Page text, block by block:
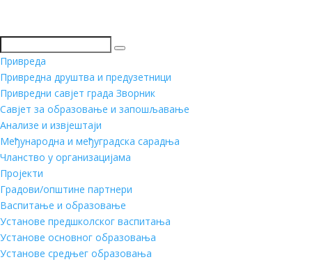
Претражи
Привреда
Привредна друштва и предузетници
Привредни савјет града Зворник
Савјет за образовање и запошљавање
Анализе и извјештаји
Међународна и међуградска сарадња
Чланство у организацијама
Пројекти
Градови/општине партнери
Васпитање и образовање
Установе предшколског васпитања
Установе основног образовања
Установе средњег образовања